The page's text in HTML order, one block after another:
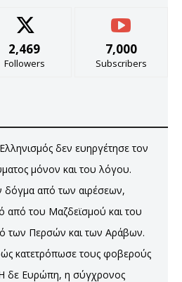
2,469
Followers
7,000
Subscribers
δεν ευηργέτησε τον
μόνον και του λόγου.
από των αιρέσεων,
από του Μαζδεϊσμού και του
των Περσών και των Αράβων.
κατετρόπωσε τους φοβερούς
δε Ευρώπη, η σύγχρονος